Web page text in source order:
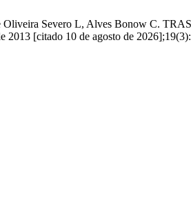
Oliveira Severo L, Alves Bonow C.
[citado 10 de agosto de